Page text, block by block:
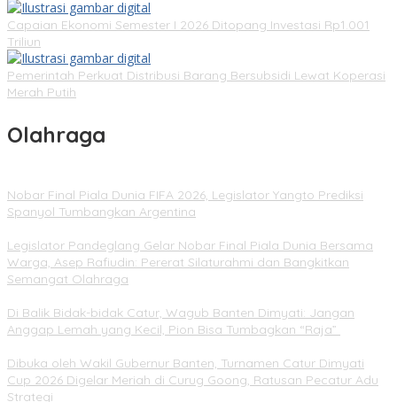
Capaian Ekonomi Semester I 2026 Ditopang Investasi Rp1.001
Triliun
Pemerintah Perkuat Distribusi Barang Bersubsidi Lewat Koperasi
Merah Putih
Olahraga
Nobar Final Piala Dunia FIFA 2026, Legislator Yangto Prediksi
Spanyol Tumbangkan Argentina
Legislator Pandeglang Gelar Nobar Final Piala Dunia Bersama
Warga, Asep Rafiudin: Pererat Silaturahmi dan Bangkitkan
Semangat Olahraga
Di Balik Bidak-bidak Catur, Wagub Banten Dimyati: Jangan
Anggap Lemah yang Kecil, Pion Bisa Tumbagkan “Raja”
Dibuka oleh Wakil Gubernur Banten, Turnamen Catur Dimyati
Cup 2026 Digelar Meriah di Curug Goong, Ratusan Pecatur Adu
Strategi